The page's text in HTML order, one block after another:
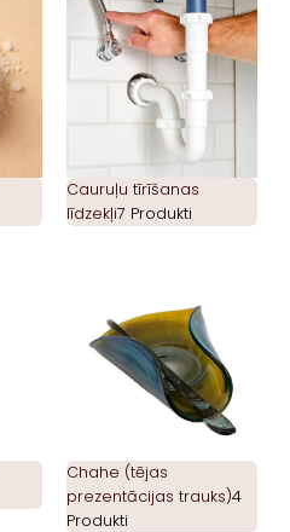
Cauruļu tīrīšanas
līdzekļi7 Produkti
Chahe (tējas
prezentācijas trauks)4
Produkti